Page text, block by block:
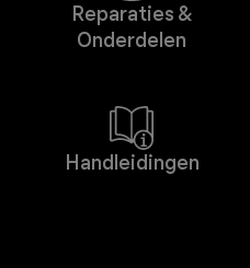
Reparaties &
Onderdelen
Handleidingen